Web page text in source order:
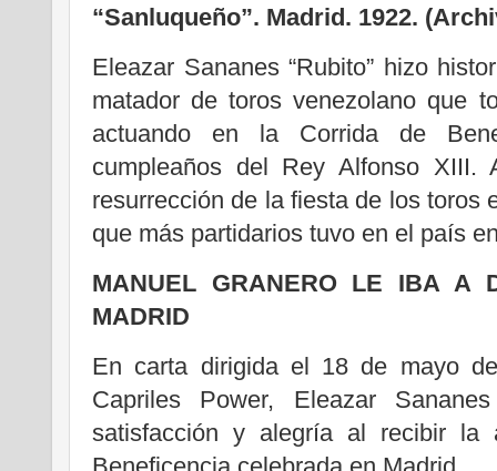
“Sanluqueño”. Madrid. 1922.
Eleazar Sananes “Rubito” hizo
matador de toros venezolano que
actuando en la Corrida de
cumpleaños del Rey Alfonso
resurrección de la fiesta de los toros
que más partidarios tuvo en el país
MANUEL GRANERO LE IBA A
MADRID
En carta dirigida el 18 de mayo
Capriles Power, Eleazar
satisfacción y alegría al recibir la